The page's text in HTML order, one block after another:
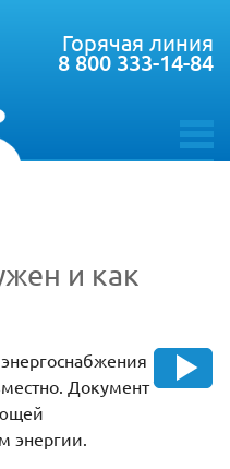
toggle
Горячая линия
8 800 333-14-84
и как
Документ
энергии.